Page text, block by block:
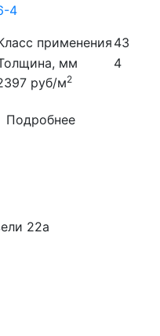
4
применения 43
мм
4
руб/м2
Подробнее
22а